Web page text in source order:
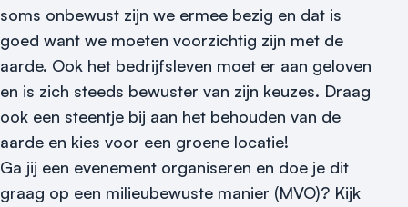
Vraag locatie aan
Locatiegids
Meld locatie aan
Nieuws
soms onbewust zijn we ermee bezig en dat is
goed want we moeten voorzichtig zijn met de
aarde. Ook het bedrijfsleven moet er aan geloven
en is zich steeds bewuster van zijn keuzes. Draag
ook een steentje bij aan het behouden van de
aarde en kies voor een groene locatie!
Ga jij een evenement organiseren en doe je dit
graag op een milieubewuste manier (MVO)? Kijk